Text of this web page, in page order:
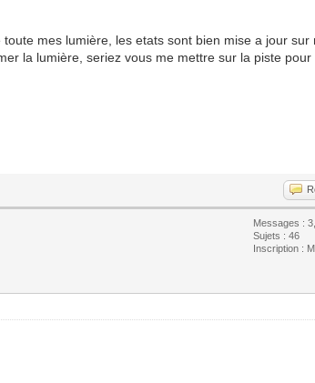
mes lumière, les etats sont bien mise a jour sur
la lumière, seriez vous me mettre sur la piste pour
Messages :
Sujets : 46
Inscription :